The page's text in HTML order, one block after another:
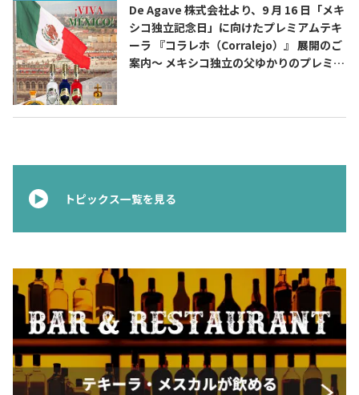
De Agave 株式会社より、9 月 16 日「メキ
シコ独立記念日」に向けたプレミアムテキ
ーラ 『コラレホ（Corralejo）』 展開のご
案内〜 メキシコ独立の父ゆかりのプレミア
トピックス一覧を見る